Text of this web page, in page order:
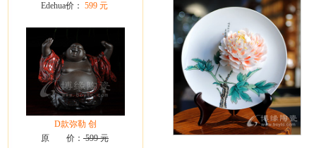
Edehua价： 599 元
D款弥勒 创
原 价： 599 元